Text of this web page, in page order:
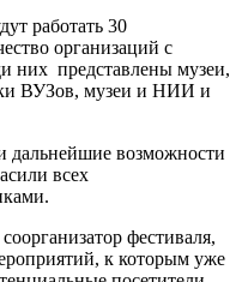
работать 30
организаций с
них представлены музеи,
ВУЗов, музеи и НИИ и
дальнейшие возможности
всех
фестиваля,
к которым уже